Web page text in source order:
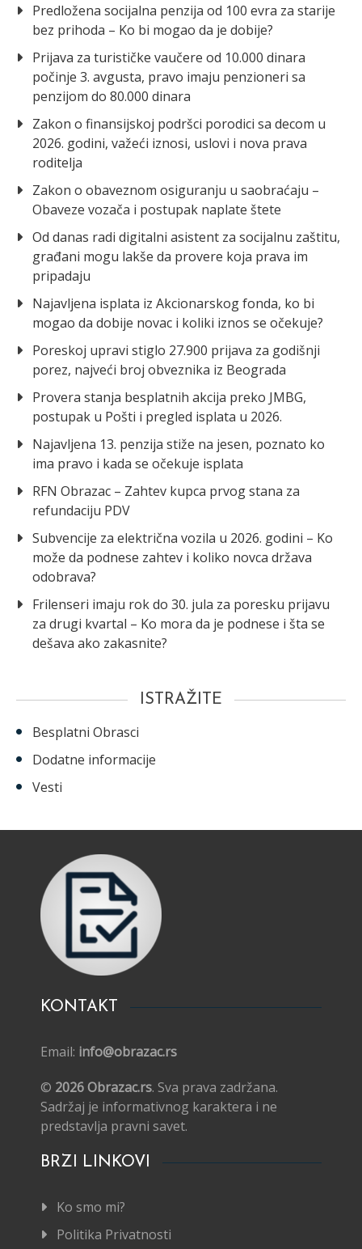
Predložena socijalna penzija od 100 evra za starije
bez prihoda – Ko bi mogao da je dobije?
Prijava za turističke vaučere od 10.000 dinara
počinje 3. avgusta, pravo imaju penzioneri sa
penzijom do 80.000 dinara
Zakon o finansijskoj podršci porodici sa decom u
2026. godini, važeći iznosi, uslovi i nova prava
roditelja
Zakon o obaveznom osiguranju u saobraćaju –
Obaveze vozača i postupak naplate štete
Od danas radi digitalni asistent za socijalnu zaštitu,
građani mogu lakše da provere koja prava im
pripadaju
Najavljena isplata iz Akcionarskog fonda, ko bi
mogao da dobije novac i koliki iznos se očekuje?
Poreskoj upravi stiglo 27.900 prijava za godišnji
porez, najveći broj obveznika iz Beograda
Provera stanja besplatnih akcija preko JMBG,
postupak u Pošti i pregled isplata u 2026.
Najavljena 13. penzija stiže na jesen, poznato ko
ima pravo i kada se očekuje isplata
RFN Obrazac – Zahtev kupca prvog stana za
refundaciju PDV
Subvencije za električna vozila u 2026. godini – Ko
može da podnese zahtev i koliko novca država
odobrava?
Frilenseri imaju rok do 30. jula za poresku prijavu
za drugi kvartal – Ko mora da je podnese i šta se
dešava ako zakasnite?
ISTRAŽITE
Besplatni Obrasci
Dodatne informacije
Vesti
KONTAKT
Email: info@obrazac.rs
© 2026 Obrazac.rs. Sva prava zadržana.
Sadržaj je informativnog karaktera i ne
predstavlja pravni savet.
BRZI LINKOVI
Ko smo mi?
Politika Privatnosti